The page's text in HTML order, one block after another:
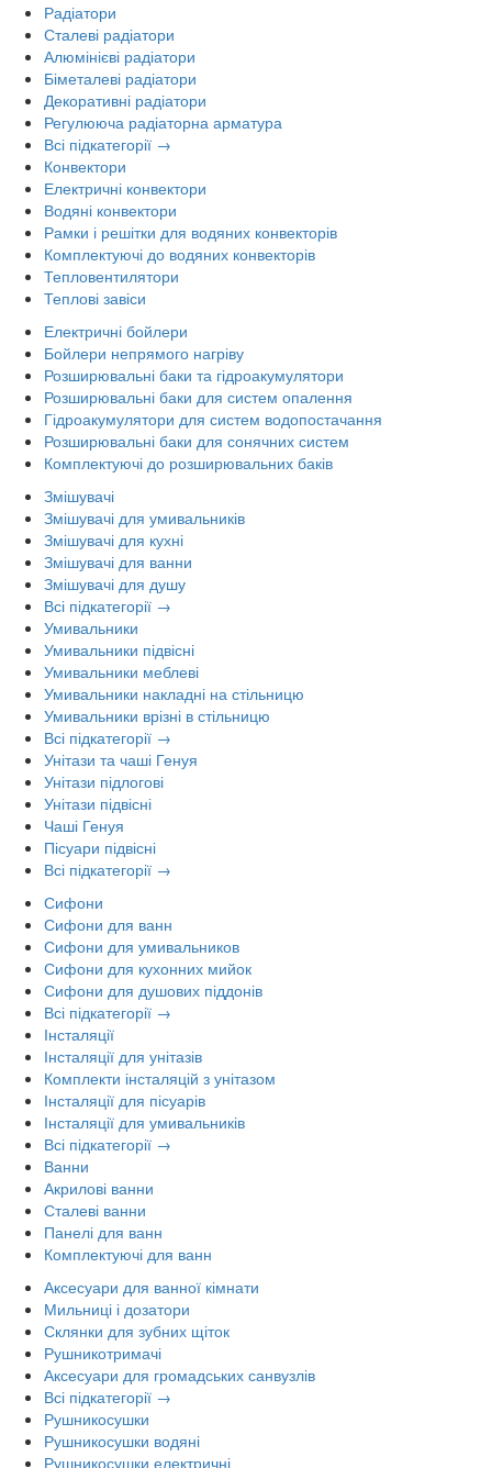
Радіатори
Сталеві радіатори
Алюмінієві радіатори
Біметалеві радіатори
Декоративні радіатори
Регулююча радіаторна арматура
Всі підкатегорії →
Конвектори
Електричні конвектори
Водяні конвектори
Рамки і решітки для водяних конвекторів
Комплектуючі до водяних конвекторів
Тепловентилятори
Теплові завіси
Електричні бойлери
Бойлери непрямого нагріву
Розширювальні баки та гідроакумулятори
Розширювальні баки для систем опалення
Гідроакумулятори для систем водопостачання
Розширювальні баки для сонячних систем
Комплектуючі до розширювальних баків
Змішувачі
Змішувачі для умивальників
Змішувачі для кухні
Змішувачі для ванни
Змішувачі для душу
Всі підкатегорії →
Умивальники
Умивальники підвісні
Умивальники меблеві
Умивальники накладні на стільницю
Умивальники врізні в стільницю
Всі підкатегорії →
Унітази та чаші Генуя
Унітази підлогові
Унітази підвісні
Чаші Генуя
Пісуари підвісні
Всі підкатегорії →
Сифони
Сифони для ванн
Сифони для умивальников
Сифони для кухонних мийок
Сифони для душових піддонів
Всі підкатегорії →
Інсталяції
Інсталяції для унітазів
Комплекти інсталяцій з унітазом
Інсталяції для пісуарів
Інсталяції для умивальників
Всі підкатегорії →
Ванни
Акрилові ванни
Сталеві ванни
Панелі для ванн
Комплектуючі для ванн
Аксесуари для ванної кімнати
Мильниці і дозатори
Склянки для зубних щіток
Рушникотримачі
Аксесуари для громадських санвузлів
Всі підкатегорії →
Рушникосушки
Рушникосушки водяні
Рушникосушки електричні